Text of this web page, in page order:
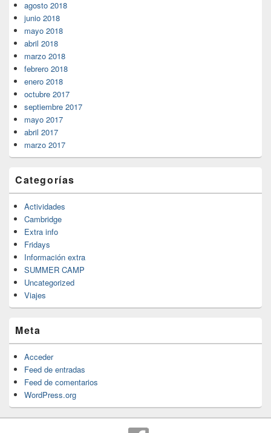
agosto 2018
junio 2018
mayo 2018
abril 2018
marzo 2018
febrero 2018
enero 2018
octubre 2017
septiembre 2017
mayo 2017
abril 2017
marzo 2017
Categorías
Actividades
Cambridge
Extra info
Fridays
Información extra
SUMMER CAMP
Uncategorized
Viajes
Meta
Acceder
Feed de entradas
Feed de comentarios
WordPress.org